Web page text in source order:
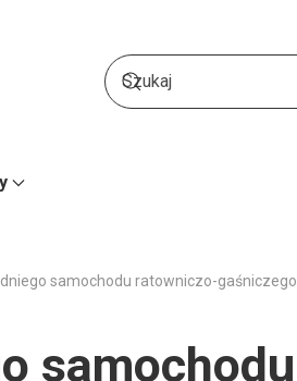
samochodu ratowniczo-gaśniczego
samochodu